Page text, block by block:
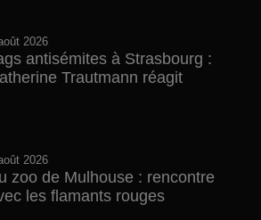
2026
antisémites à Strasbourg :
Trautmann réagit
2026
zoo de Mulhouse : rencontre
les flamants rouges